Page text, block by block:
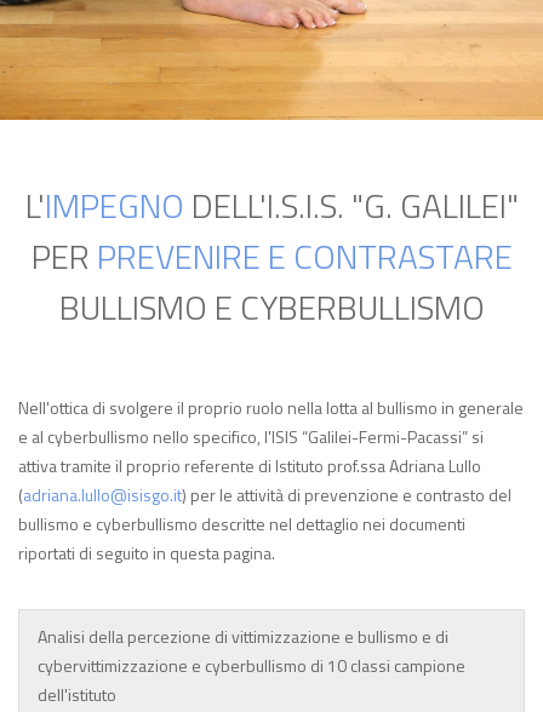
L'IMPEGNO DELL'I.S.I.S. "G. GALILEI"
PER PREVENIRE E CONTRASTARE
BULLISMO E CYBERBULLISMO
Nell'ottica di svolgere il proprio ruolo nella lotta al bullismo in generale
e al cyberbullismo nello specifico, l'ISIS “Galilei-Fermi-Pacassi” si
attiva tramite il proprio referente di Istituto prof.ssa Adriana Lullo
(adriana.lullo@isisgo.it) per le attività di prevenzione e contrasto del
bullismo e cyberbullismo descritte nel dettaglio nei documenti
riportati di seguito in questa pagina.
Analisi della percezione di vittimizzazione e bullismo e di
cybervittimizzazione e cyberbullismo di 10 classi campione
dell'istituto